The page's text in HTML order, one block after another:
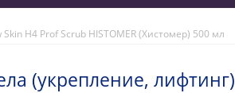
H4 Prof Scrub HISTOMER (Хистомер) 500 мл
(укрепление, лифтинг)